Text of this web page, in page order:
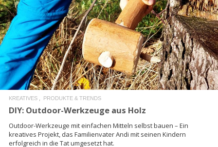
READ MORE
KREATIVES PRODUKTE & TRENDS
DIY: Outdoor-Werkzeuge aus Holz
Outdoor-Werkzeuge mit einfachen Mitteln selbst bauen – Ein
kreatives Projekt, das Familienvater Andi mit seinen Kindern
erfolgreich in die Tat umgesetzt hat.